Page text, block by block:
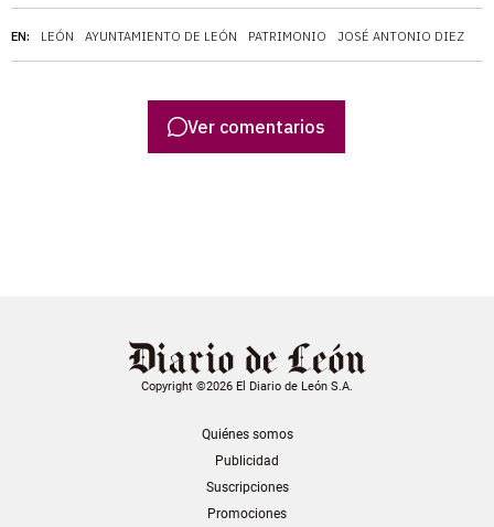
EN: LEÓN AYUNTAMIENTO DE LEÓN PATRIMONIO JOSÉ ANTONIO DIEZ
Ver comentarios
Copyright ©2026 El Diario de León S.A.
Quiénes somos
Publicidad
Suscripciones
Promociones